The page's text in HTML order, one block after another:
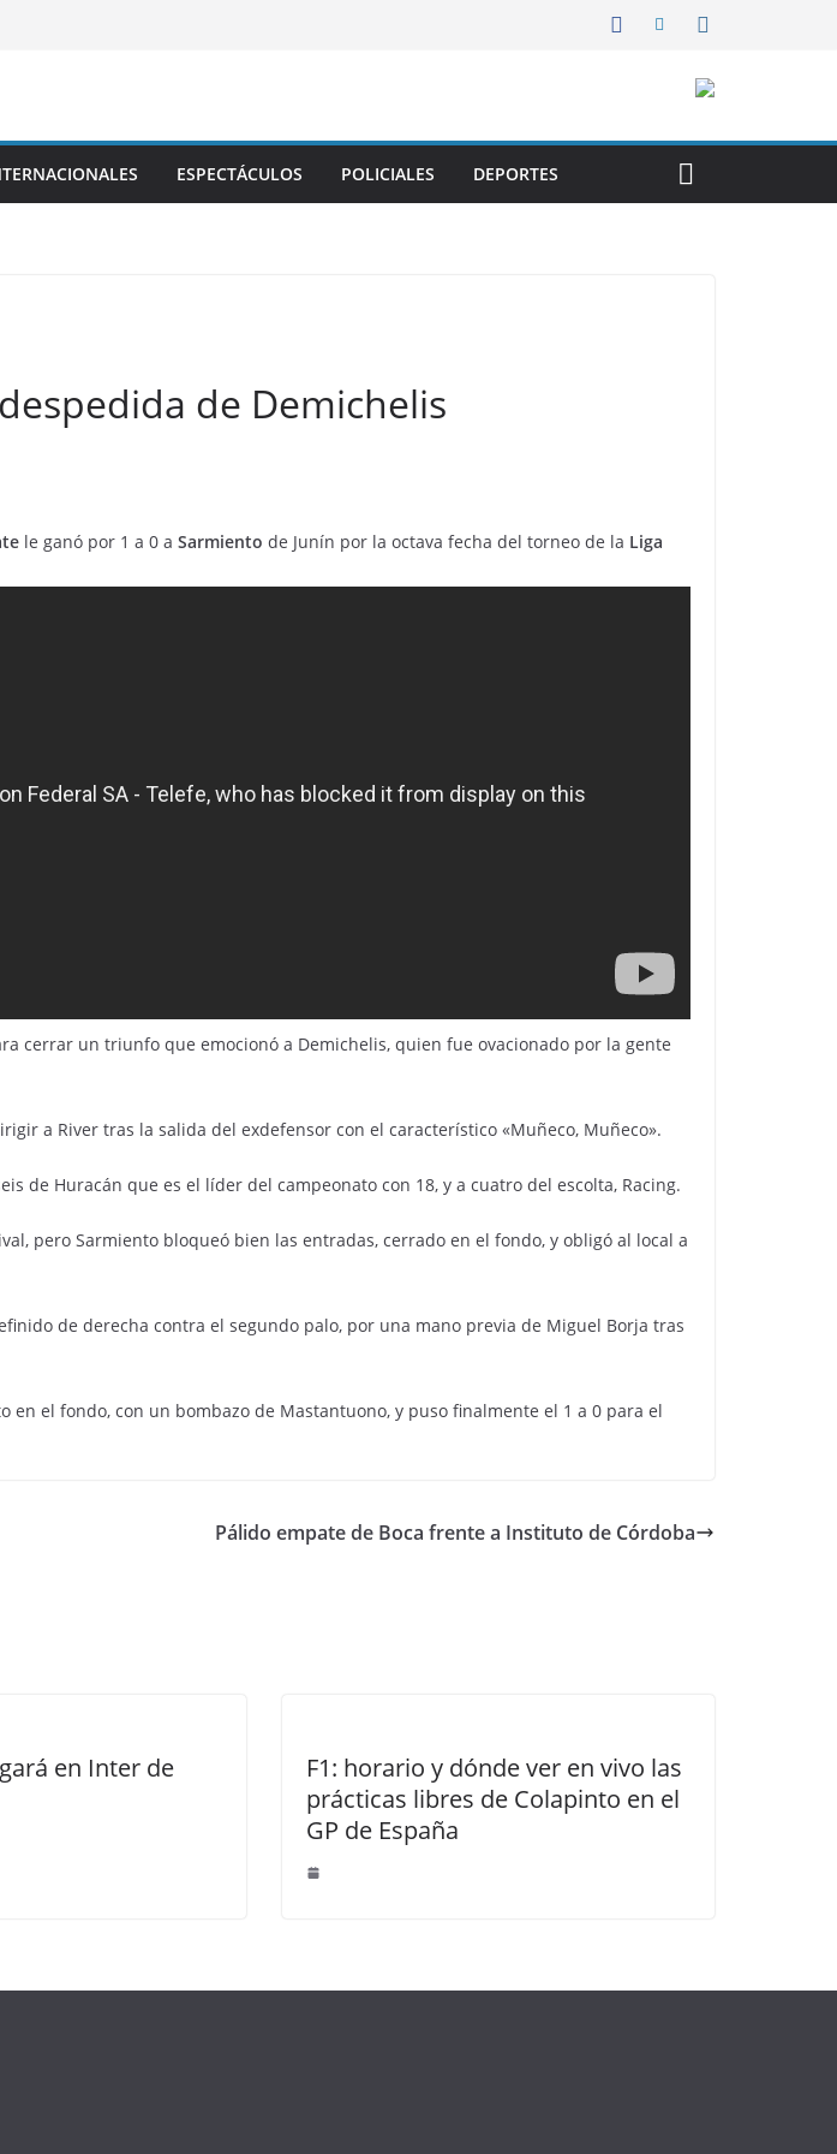
ESPECTÁCULOS POLICIALES DEPORTES
de Demichelis
le ganó por 1 a 0 a Sarmiento de Junín por la octava fecha del torneo de la Liga
cerrar un triunfo que emocionó a Demichelis, quien fue ovacionado por la gente
a River tras la salida del exdefensor con el característico «Muñeco, Muñeco».
de Huracán que es el líder del campeonato con 18, y a cuatro del escolta, Racing.
pero Sarmiento bloqueó bien las entradas, cerrado en el fondo, y obligó al local a
de derecha contra el segundo palo, por una mano previa de Miguel Borja tras
el fondo, con un bombazo de Mastantuono, y puso finalmente el 1 a 0 para el
Pálido empate de Boca frente a Instituto de Córdoba
en Inter de
F1: horario y dónde ver en vivo las
prácticas libres de Colapinto en el
GP de España